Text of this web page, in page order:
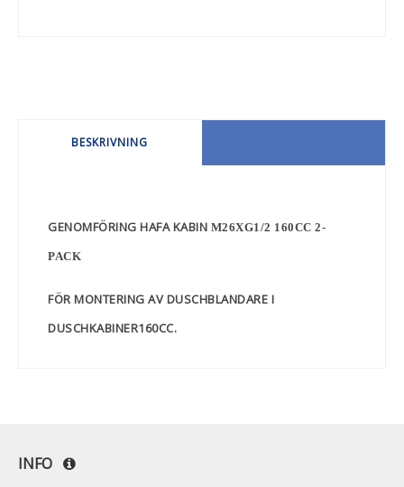
BESKRIVNING
GENOMFÖRING HAFA KABIN M26XG1/2 160CC 2-
PACK
FÖR MONTERING AV DUSCHBLANDARE I
DUSCHKABINER160CC.
INFO